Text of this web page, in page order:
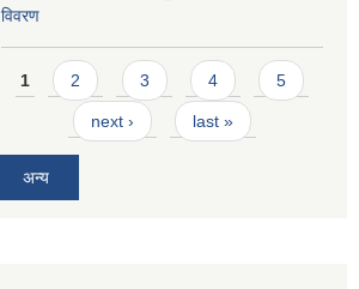
विवरण
Pages
1 2 3 4 5
next › last »
अन्य